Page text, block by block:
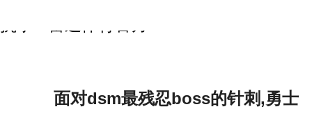
面对dsm最残忍boss的针刺,勇士